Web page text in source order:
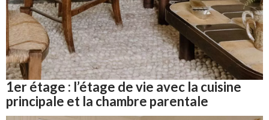
1er étage : l’étage de vie avec la cuisine
principale et la chambre parentale